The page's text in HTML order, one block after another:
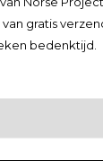
gratis
bedenktijd.